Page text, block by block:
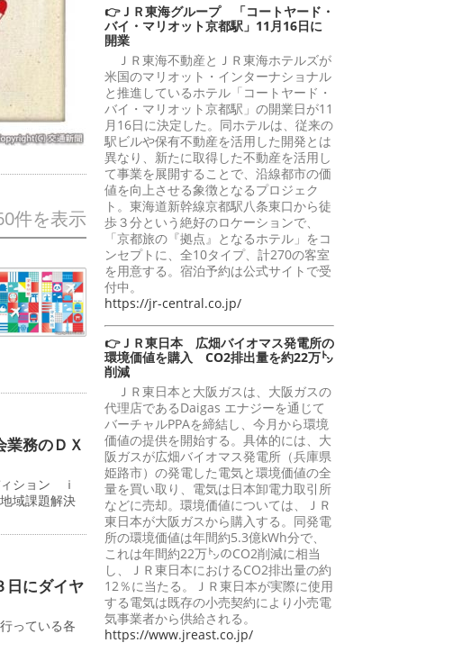
件を表示
務のＤＸ
ション ｉ
域課題解決
日にダイヤ
っている各
👉ＪＲ東海グループ 「コートヤード・
バイ・マリオット京都駅」11月16日に
開業
ＪＲ東海不動産とＪＲ東海ホテルズが
米国のマリオット・インターナショナル
と推進しているホテル「コートヤード・
バイ・マリオット京都駅」の開業日が11
月16日に決定した。同ホテルは、従来の
駅ビルや保有不動産を活用した開発とは
異なり、新たに取得した不動産を活用し
て事業を展開することで、沿線都市の価
値を向上させる象徴となるプロジェク
ト。東海道新幹線京都駅八条東口から徒
歩３分という絶好のロケーションで、
「京都旅の『拠点』となるホテル」をコ
ンセプトに、全10タイプ、計270の客室
を用意する。宿泊予約は公式サイトで受
付中。
https://jr-central.co.jp/
👉ＪＲ東日本 広畑バイオマス発電所の
環境価値を購入 CO2排出量を約22万㌧
削減
ＪＲ東日本と大阪ガスは、大阪ガスの
代理店であるDaigas エナジーを通じて
バーチャルPPAを締結し、今月から環境
価値の提供を開始する。具体的には、大
阪ガスが広畑バイオマス発電所（兵庫県
姫路市）の発電した電気と環境価値の全
量を買い取り、電気は日本卸電力取引所
などに売却。環境価値については、ＪＲ
東日本が大阪ガスから購入する。同発電
所の環境価値は年間約5.3億kWh分で、
これは年間約22万㌧のCO2削減に相当
し、ＪＲ東日本におけるCO2排出量の約
12％に当たる。ＪＲ東日本が実際に使用
する電気は既存の小売契約により小売電
気事業者から供給される。
https://www.jreast.co.jp/